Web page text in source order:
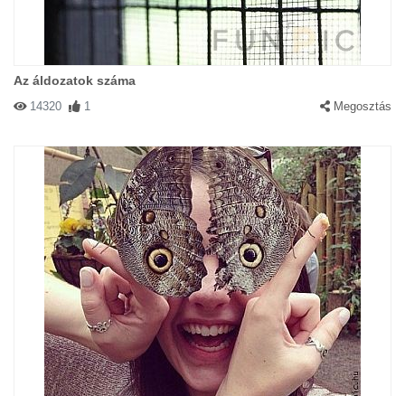
Az áldozatok száma
14320 1 Megosztás